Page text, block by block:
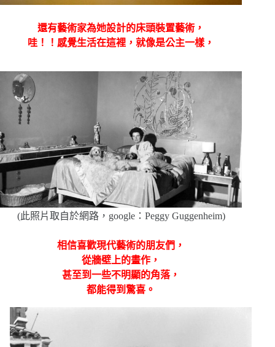
還有藝術家為她設計的床頭裝置藝術，
哇！！感覺生活在這裡，就像是公主一樣，
(此照片取自於網路，google：Peggy Guggenheim)
相信喜歡現代藝術的朋友們，
從牆壁上的畫作，
甚至到一些不明顯的角落，
都能得到驚喜。